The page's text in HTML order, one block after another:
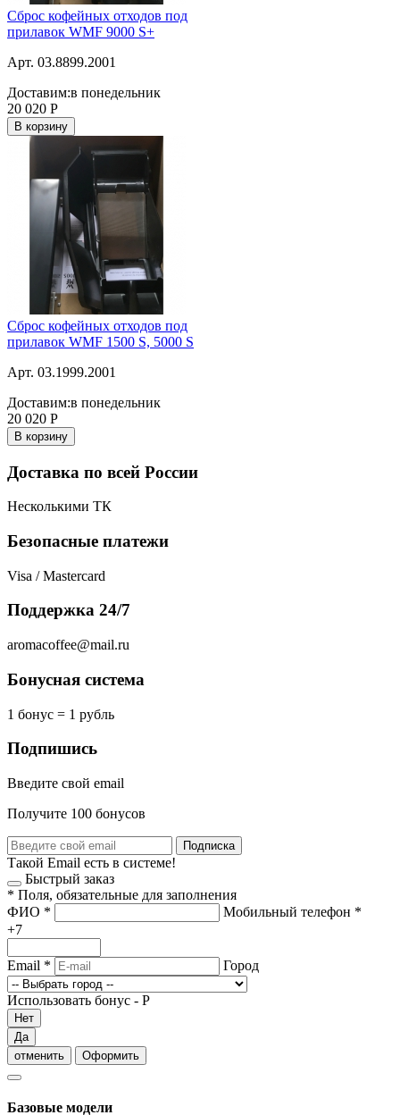
Сброс кофейных отходов под
прилавок WMF 9000 S+
Арт. 03.8899.2001
Доставим:в понедельник
20 020 Р
В корзину
Сброс кофейных отходов под
прилавок WMF 1500 S, 5000 S
Арт. 03.1999.2001
Доставим:в понедельник
20 020 Р
В корзину
Доставка по всей России
Несколькими ТК
Безопасные платежи
Visa / Mastercard
Поддержка 24/7
aromacoffee@mail.ru
Бонусная система
1 бонус = 1 рубль
Подпишись
Введите свой email
Получите 100 бонусов
Подписка
Такой Email есть в системе!
Быстрый заказ
* Поля, обязательные для заполнения
ФИО * Мобильный телефон *
+7
Email * Город
Использовать бонус - Р
Нет
Да
отменить
Оформить
Базовые модели